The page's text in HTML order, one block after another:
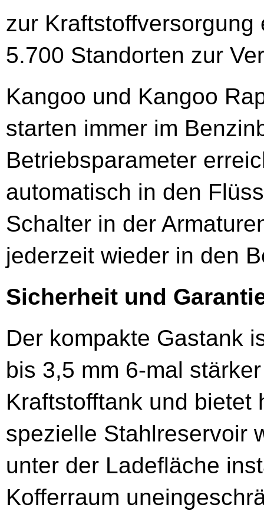
zur
5.700 Standorten zur
Kangoo und Kangoo
starten immer im
Betriebsparameter
automatisch in den
Schalter in der
jederzeit wieder in den
Sicherheit und
Der kompakte Gastank
bis 3,5 mm 6-mal
Kraftstofftank und bietet
spezielle Stahlreservoir
unter der Ladefläche
Kofferraum